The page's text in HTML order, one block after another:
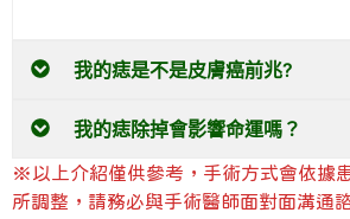
我的痣是不是皮膚癌前兆?
我的痣除掉會影響命運嗎？
※以上介紹僅供參考，手術方式會依據
所調整，請務必與手術醫師面對面溝通